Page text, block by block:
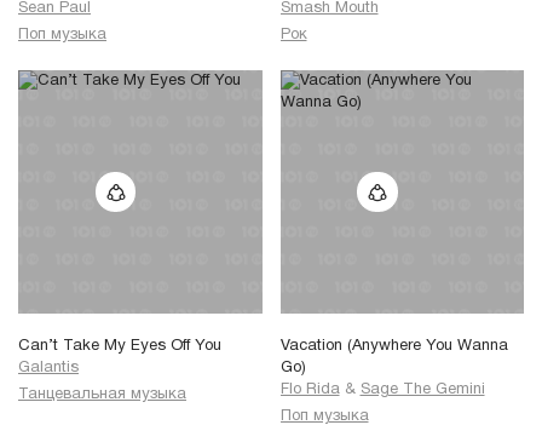
Sean Paul
Поп музыка
Smash Mouth
Рок
Can’t Take My Eyes Off You
Galantis
Танцевальная музыка
Vacation (Anywhere You Wanna
Go)
Flo Rida & Sage The Gemini
Поп музыка